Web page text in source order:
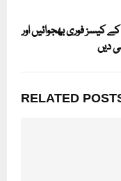
کیسز فوری بھجوائیں اور
دیں
RELATED